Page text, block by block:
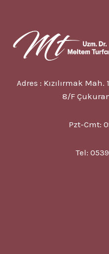
Adres : Kızılırmak
8/F
Pzt-Cmt:
Tel: